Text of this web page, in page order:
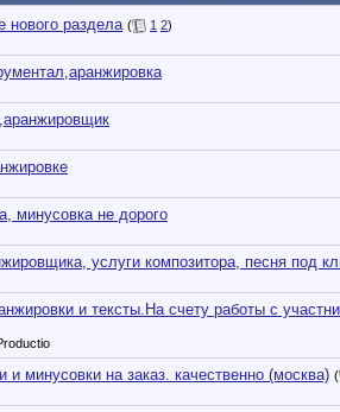
нового раздела ( 1 2)
минусовка не дорого
услуги композитора, песня под
и тексты.На счету работы с
и минусовки на заказ. качественно (москва) (